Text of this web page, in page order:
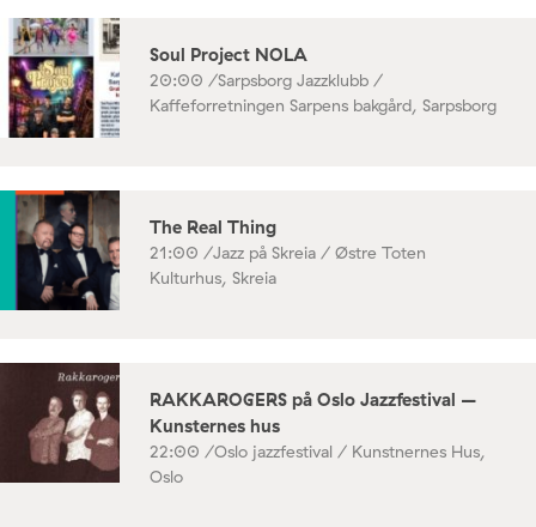
Soul Project NOLA
20:00 /Sarpsborg Jazzklubb /
Kaffeforretningen Sarpens bakgård, Sarpsborg
The Real Thing
21:00 /Jazz på Skreia / Østre Toten
Kulturhus, Skreia
RAKKAROGERS på Oslo Jazzfestival –
Kunsternes hus
22:00 /Oslo jazzfestival / Kunstnernes Hus,
Oslo